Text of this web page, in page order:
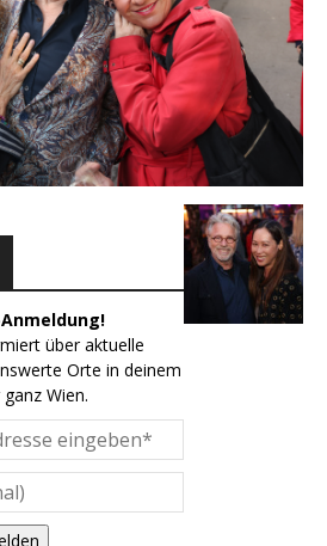
über aktuelle
Orte in deinem
Wien.